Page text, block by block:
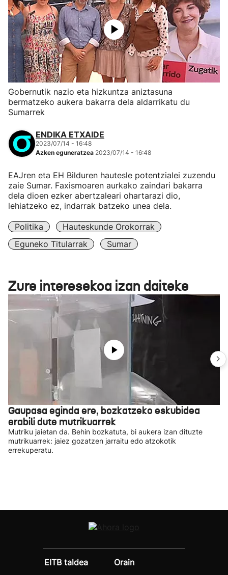
Gobernutik nazio eta hizkuntza aniztasuna
bermatzeko aukera bakarra dela aldarrikatu du
Sumarrek
ENDIKA ETXAIDE
2023/07/14 - 16:48
Azken eguneratzea 2023/07/14 - 16:48
EAJren eta EH Bilduren hautesle potentzialei zuzendu
zaie Sumar. Faxismoaren aurkako zaindari bakarra
dela dioen ezker abertzaleari ohartarazi dio,
lehiatzeko ez, indarrak batzeko unea dela.
Politika
Hauteskunde Orokorrak
Eguneko Titularrak
Sumar
Zure interesekoa izan daiteke
Gaupasa eginda ere, bozkatzeko eskubidea
erabili dute mutrikuarrek
Mutriku jaietan da. Behin bozkatuta, bi aukera izan dituzte
mutrikuarrek: jaiez gozatzen jarraitu edo atzokotik
errekuperatu.
EITB taldea
Orain